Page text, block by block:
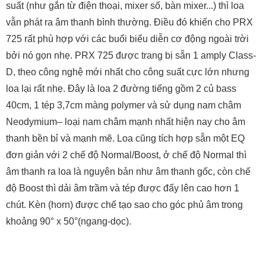
suất (như gắn từ điện thoại, mixer số, bàn mixer...) thì loa
vẫn phát ra âm thanh bình thường. Điều đó khiến cho PRX
725 rất phù hợp với các buổi biểu diễn cơ động ngoài trời
bởi nó gọn nhẹ. PRX 725 được trang bị sẵn 1 amply Class-
D, theo công nghệ mới nhất cho công suất cực lớn nhưng
loa lại rất nhẹ. Đây là loa 2 đường tiếng gồm 2 củ bass
40cm, 1 tép 3,7cm màng polymer và sử dụng nam châm
Neodymium– loại nam châm mạnh nhất hiện nay cho âm
thanh bền bỉ và mạnh mẽ. Loa cũng tích hợp sẵn một EQ
đơn giản với 2 chế độ Normal/Boost, ở chế độ Normal thì
âm thanh ra loa là nguyên bản như âm thanh gốc, còn chế
độ Boost thì dải âm trầm và tép được đẩy lên cao hơn 1
chút. Kèn (horn) được chế tạo sao cho góc phủ âm trong
khoảng 90° x 50°(ngang-dọc).